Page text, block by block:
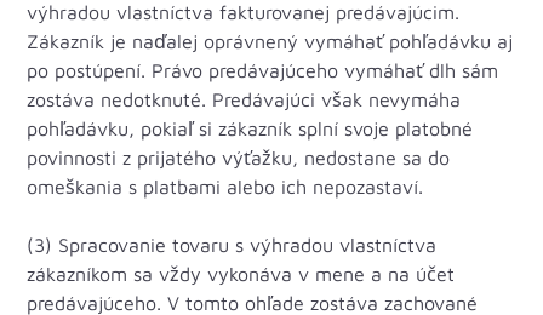
výhradou vlastníctva fakturovanej predávajúcim.
Zákazník je naďalej oprávnený vymáhať pohľadávku aj
po postúpení. Právo predávajúceho vymáhať dlh sám
zostáva nedotknuté. Predávajúci však nevymáha
pohľadávku, pokiaľ si zákazník splní svoje platobné
povinnosti z prijatého výťažku, nedostane sa do
omeškania s platbami alebo ich nepozastaví.
(3) Spracovanie tovaru s výhradou vlastníctva
zákazníkom sa vždy vykonáva v mene a na účet
predávajúceho. V tomto ohľade zostáva zachované